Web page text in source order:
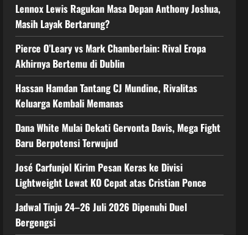
Lennox Lewis Ragukan Masa Depan Anthony Joshua,
Masih Layak Bertarung?
Pierce O’Leary vs Mark Chamberlain: Rival Eropa
Akhirnya Bertemu di Dublin
Hassan Hamdan Tantang CJ Mundine, Rivalitas
Keluarga Kembali Memanas
Dana White Mulai Dekati Gervonta Davis, Mega Fight
Baru Berpotensi Terwujud
José Carfunjol Kirim Pesan Keras ke Divisi
Lightweight Lewat KO Cepat atas Cristian Ponce
Jadwal Tinju 24–26 Juli 2026 Dipenuhi Duel
Bergengsi